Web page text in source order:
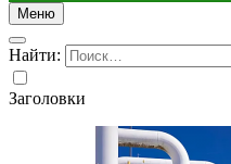
Меню
Найти:
Заголовки